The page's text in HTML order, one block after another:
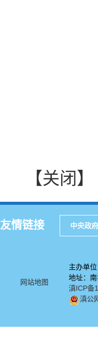
【关闭】
友情链接 中央政
网站地图
主办单
地址：
滇ICP备
滇公